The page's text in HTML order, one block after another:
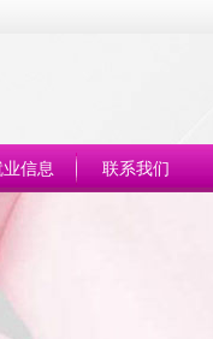
信息 联系我们